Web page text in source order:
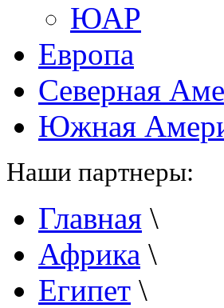
ЮАР
Европа
Северная
Южная
Наши партнеры:
Главная \
Африка \
Египет \